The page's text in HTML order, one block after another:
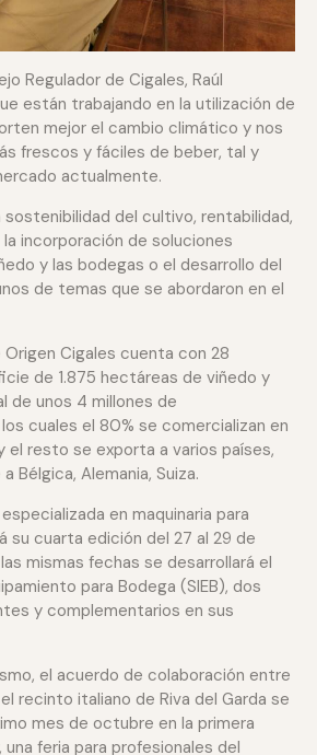
Regulador de Cigales, Raúl
están trabajando en la utilización de
mejor el cambio climático y nos
frescos y fáciles de beber, tal y
actualmente.
del cultivo, rentabilidad,
incorporación de soluciones
y las bodegas o el desarrollo del
de temas que se abordaron en el
Origen Cigales cuenta con 28
de 1.875 hectáreas de viñedo y
de unos 4 millones de
cuales el 80% se comercializan en
el resto se exporta a varios países,
Bélgica, Alemania, Suiza.
en maquinaria para
su cuarta edición del 27 al 29 de
mismas fechas se desarrollará el
para Bodega (SIEB), dos
y complementarios en sus
el acuerdo de colaboración entre
recinto italiano de Riva del Garda se
mes de octubre en la primera
una feria para profesionales del